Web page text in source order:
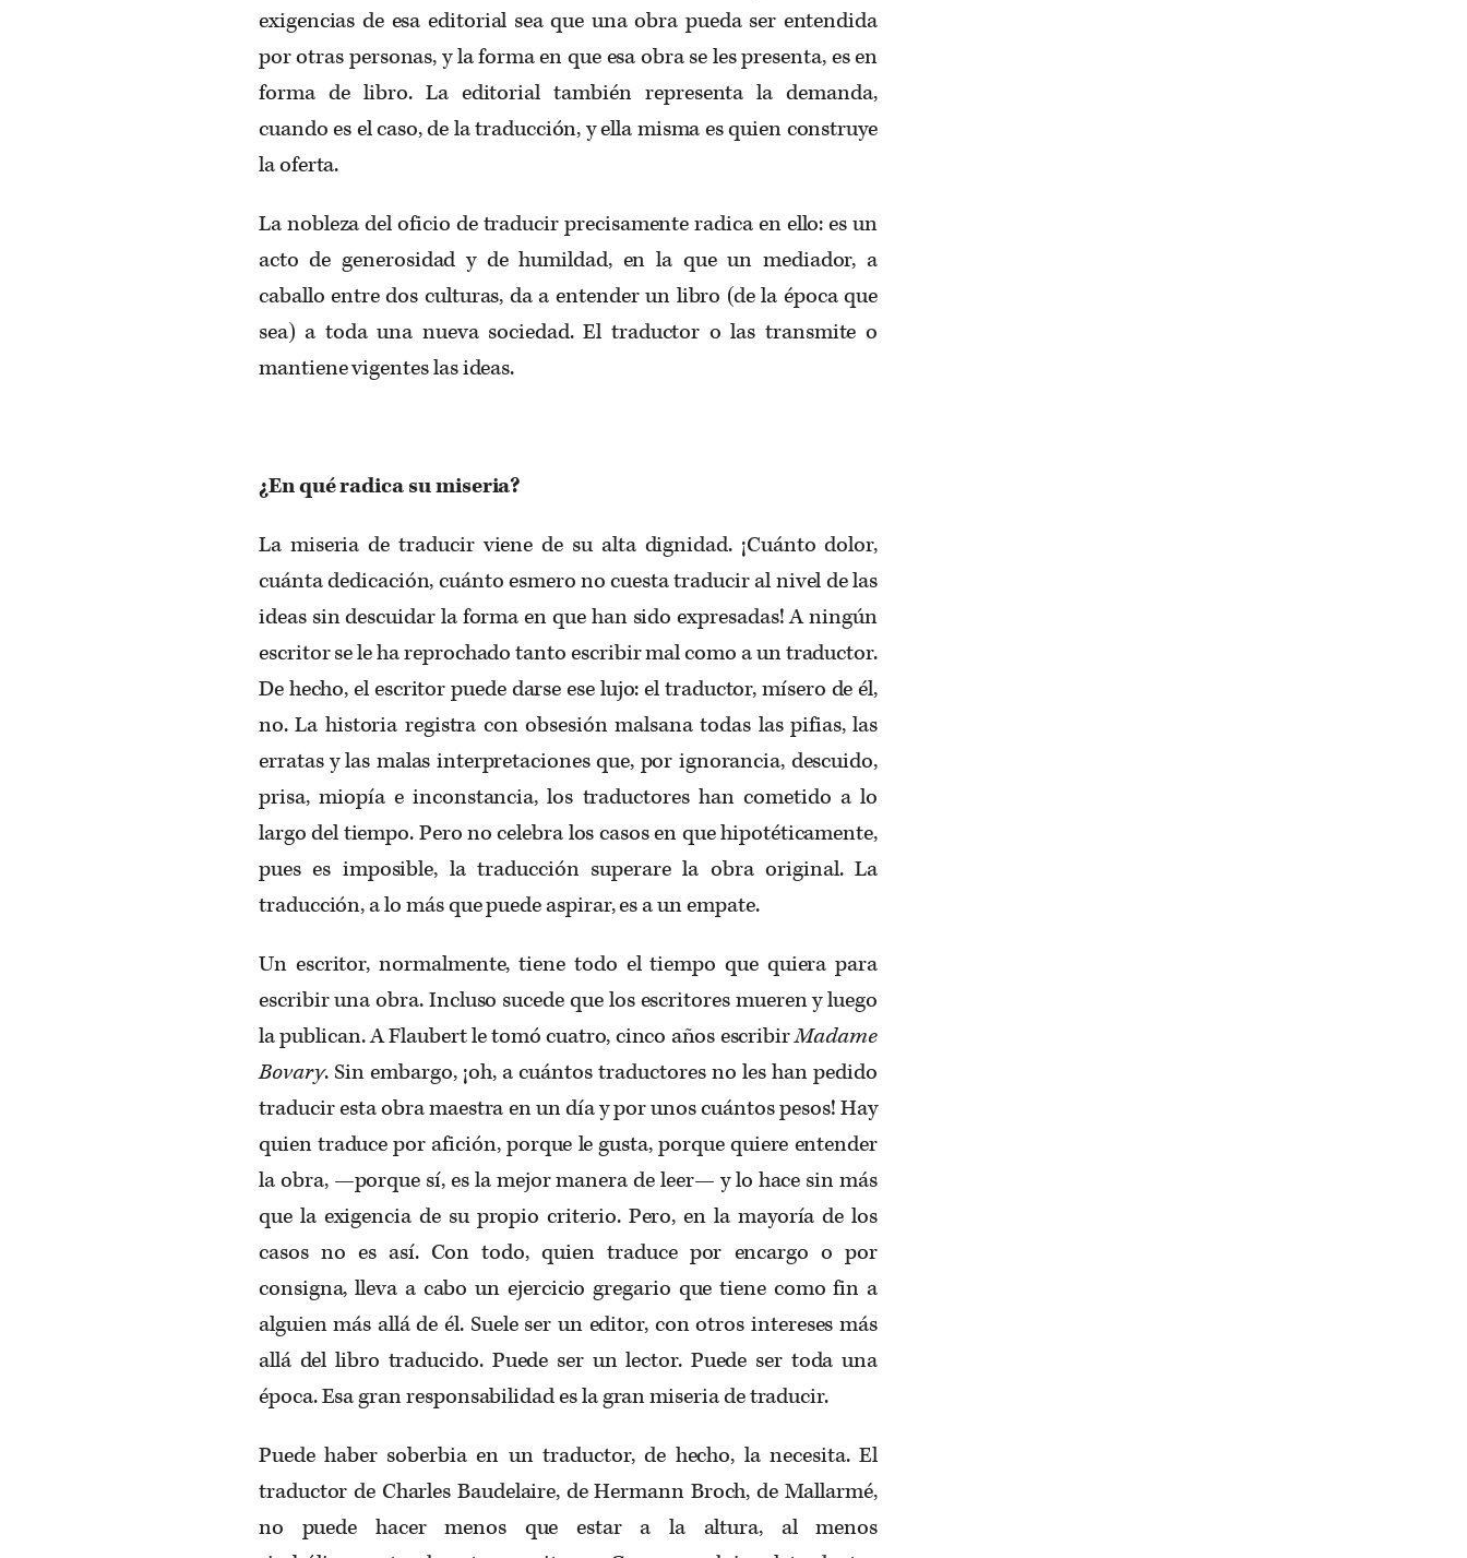
exigencias de esa editorial sea que una obra pueda ser entendida
por otras personas, y la forma en que esa obra se les presenta, es en
forma de libro. La editorial también representa la demanda,
cuando es el caso, de la traducción, y ella misma es quien construye
la oferta.
La nobleza del oficio de traducir precisamente radica en ello: es un
acto de generosidad y de humildad, en la que un mediador, a
caballo entre dos culturas, da a entender un libro (de la época que
sea) a toda una nueva sociedad. El traductor o las transmite o
mantiene vigentes las ideas.
¿En qué radica su miseria?
La miseria de traducir viene de su alta dignidad. ¡Cuánto dolor,
cuánta dedicación, cuánto esmero no cuesta traducir al nivel de las
ideas sin descuidar la forma en que han sido expresadas! A ningún
escritor se le ha reprochado tanto escribir mal como a un traductor.
De hecho, el escritor puede darse ese lujo: el traductor, mísero de él,
no. La historia registra con obsesión malsana todas las pifias, las
erratas y las malas interpretaciones que, por ignorancia, descuido,
prisa, miopía e inconstancia, los traductores han cometido a lo
largo del tiempo. Pero no celebra los casos en que hipotéticamente,
pues es imposible, la traducción superare la obra original. La
traducción, a lo más que puede aspirar, es a un empate.
Un escritor, normalmente, tiene todo el tiempo que quiera para
escribir una obra. Incluso sucede que los escritores mueren y luego
la publican. A Flaubert le tomó cuatro, cinco años escribirMadame
Bovary. Sin embargo, ¡oh, a cuántos traductores no les han pedido
traducir esta obra maestra en un día y por unos cuántos pesos! Hay
quien traduce por afición, porque le gusta, porque quiere entender
la obra, —porque sí, es la mejor manera de leer— y lo hace sin más
que la exigencia de su propio criterio. Pero, en la mayoría de los
casos no es así. Con todo, quien traduce por encargo o por
consigna, lleva a cabo un ejercicio gregario que tiene como fin a
alguien más allá de él. Suele ser un editor, con otros intereses más
allá del libro traducido. Puede ser un lector. Puede ser toda una
época. Esa gran responsabilidad es la gran miseria de traducir.
Puede haber soberbia en un traductor, de hecho, la necesita. El
traductor de Charles Baudelaire, de Hermann Broch, de Mallarmé,
no puede hacer menos que estar a la altura, al menos